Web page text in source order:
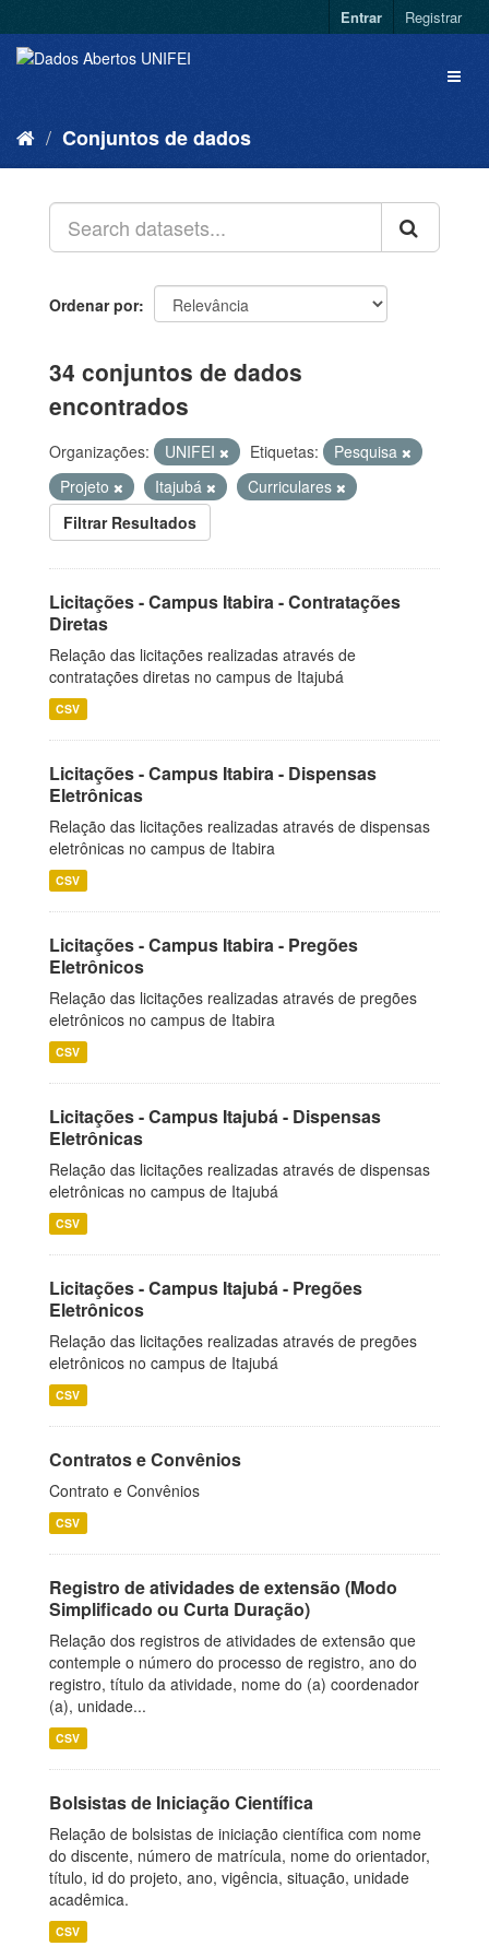
Entrar Registrar
Conjuntos de dados
Ordenar por
34 conjuntos de dados
encontrados
Organizações: UNIFEI Etiquetas:
Pesquisa
Projeto
Itajubá
Curriculares
Filtrar Resultados
Licitações - Campus Itabira - Contratações
Diretas
Relação das licitações realizadas através de
contratações diretas no campus de Itajubá
CSV
Licitações - Campus Itabira - Dispensas
Eletrônicas
Relação das licitações realizadas através de dispensas
eletrônicas no campus de Itabira
CSV
Licitações - Campus Itabira - Pregões
Eletrônicos
Relação das licitações realizadas através de pregões
eletrônicos no campus de Itabira
CSV
Licitações - Campus Itajubá - Dispensas
Eletrônicas
Relação das licitações realizadas através de dispensas
eletrônicas no campus de Itajubá
CSV
Licitações - Campus Itajubá - Pregões
Eletrônicos
Relação das licitações realizadas através de pregões
eletrônicos no campus de Itajubá
CSV
Contratos e Convênios
Contrato e Convênios
CSV
Registro de atividades de extensão (Modo
Simplificado ou Curta Duração)
Relação dos registros de atividades de extensão que
contemple o número do processo de registro, ano do
registro, título da atividade, nome do (a) coordenador
(a), unidade...
CSV
Bolsistas de Iniciação Científica
Relação de bolsistas de iniciação científica com nome
do discente, número de matrícula, nome do orientador,
título, id do projeto, ano, vigência, situação, unidade
acadêmica.
CSV